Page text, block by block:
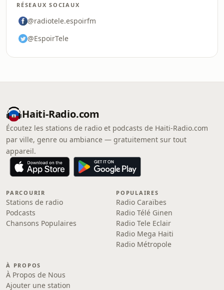
RÉSEAUX SOCIAUX
@radiotele.espoirfm
@EspoirTele
Haiti-Radio.com
Écoutez les stations de radio et podcasts de Haiti-Radio.com
par ville, genre ou ambiance — gratuitement sur tout
appareil.
PARCOURIR
Stations de radio
Podcasts
Chansons Populaires
POPULAIRES
Radio Caraïbes
Radio Télé Ginen
Radio Tele Eclair
Radio Mega Haiti
Radio Métropole
À PROPOS
À Propos de Nous
Ajouter une station